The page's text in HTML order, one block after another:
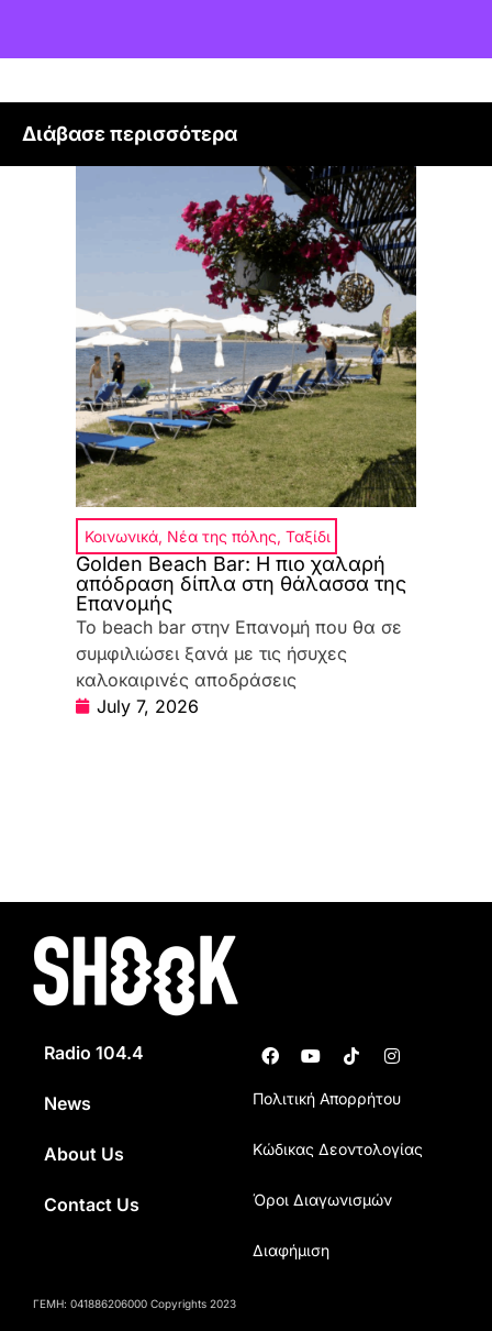
Διάβασε περισσότερα
Κοινωνικά, Νέα της πόλης, Ταξίδι
Golden Beach Bar: Η πιο χαλαρή
απόδραση δίπλα στη θάλασσα της
Επανομής
Το beach bar στην Επανομή που θα σε
συμφιλιώσει ξανά με τις ήσυχες
καλοκαιρινές αποδράσεις
July 7, 2026
Radio 104.4
News
About Us
Contact Us
Πολιτική Απορρήτου
Κώδικας Δεοντολογίας
Όροι Διαγωνισμών
Διαφήμιση
ΓΕΜΗ: 041886206000 Copyrights 2023